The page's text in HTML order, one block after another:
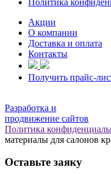
Акции
О компании
Доставка и оплата
Контакты
Получить прайс-
Разработка и
продвижение сайтов
Политика
материалы для салонов
Оставьте заяку